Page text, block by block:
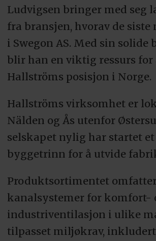
Ludvigsen bringer med seg
fra bransjen, hvorav de siste
i Swegon AS. Med sin solide
blir han en viktig ressurs
Hallströms posisjon i Norge.
Hallströms virksomhet er
Nälden og Ås utenfor
selskapet nylig har startet
byggetrinn for å utvide
Produktsortimentet
kanalsystemer for komfort-
industriventilasjon i ulike
tilpasset miljøkrav,